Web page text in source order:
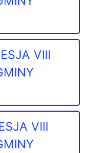
VIII
VIII